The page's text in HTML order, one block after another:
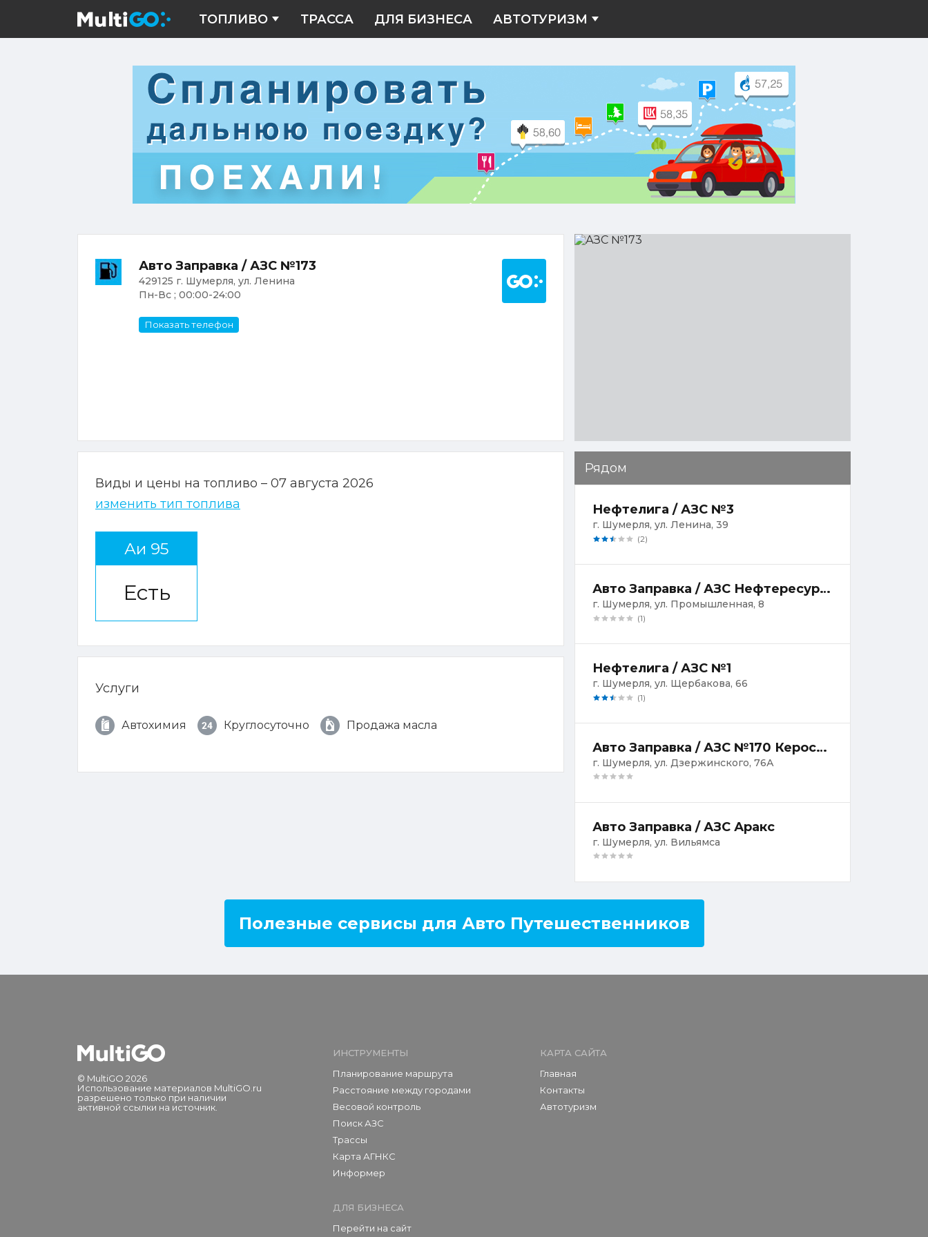
ТОПЛИВО ТРАССА ДЛЯ БИЗНЕСА АВТОТУРИЗМ
Авто Заправка / АЗС №173
429125 г. Шумерля, ул. Ленина
Пн-Вс ; 00:00-24:00
Показать телефон
Построить маршрут на Yandex.
АЗС
Виды и цены на топливо – 07 августа 2026
изменить тип топлива
Аи 95
Есть
Услуги
Автохимия Круглосуточно Продажа масла
Рядом
Нефтелига / АЗС №3
г. Шумерля, ул. Ленина, 39
(2)
Авто Заправка / АЗС Нефтересурс №49
г. Шумерля, ул. Промышленная, 8
(1)
Нефтелига / АЗС №1
г. Шумерля, ул. Щербакова, 66
(1)
Авто Заправка / АЗС №170 Керосинка
г. Шумерля, ул. Дзержинского, 76А
Авто Заправка / АЗС Аракс
г. Шумерля, ул. Вильямса
Полезные сервисы для Авто Путешественников
© MultiGO 2026
Использование материалов MultiGO.ru
разрешено только при наличии
активной ссылки на источник.
ИНСТРУМЕНТЫ
Планирование маршрута
Расстояние между городами
Весовой контроль
Поиск АЗС
Трассы
Карта АГНКС
Информер
ДЛЯ БИЗНЕСА
Перейти на сайт
КАРТА САЙТА
Главная
Контакты
Автотуризм